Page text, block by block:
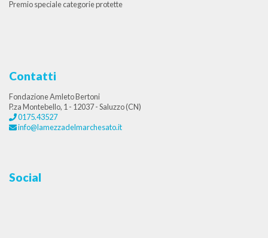
Premio speciale categorie protette
Contatti
Fondazione Amleto Bertoni
P.za Montebello, 1 - 12037 - Saluzzo (CN)
0175.43527
info@lamezzadelmarchesato.it
Social